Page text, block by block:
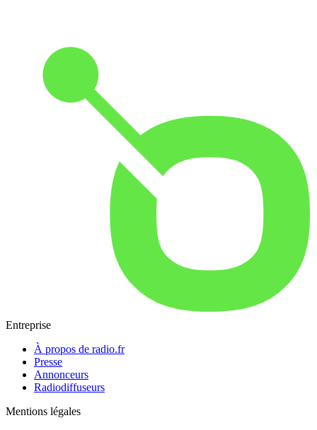
Entreprise
À propos de radio.fr
Presse
Annonceurs
Radiodiffuseurs
Mentions légales